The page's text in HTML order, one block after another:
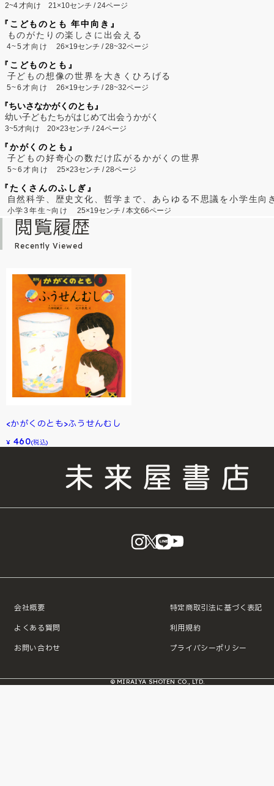
2~4 才向け 21×10センチ / 24ページ
『こどものとも 年中向き』
ものがたりの楽しさに出会える
4~5才向け26×19センチ / 28~32ページ
『こどものとも』
子どもの想像の世界を大きくひろげる
5~6才向け26×19センチ / 28~32ページ
『ちいさなかがくのとも』
幼い子どもたちがはじめて出会うかがく
3~5才向け 20×23センチ / 24ページ
『かがくのとも』
子どもの好奇心の数だけ広がるかがくの世界
5~6才向け25×23センチ / 28ページ
『たくさんのふしぎ』
自然科学、歴史文化、哲学まで、あらゆる不思議を小学生向
小学3年生~向け 25×19センチ / 本文66ページ
閲覧履歴
Recently Viewed
<かがくのとも>ふうせんむし
¥ 460(税込)
instagram
X LINE
会社概要
よくある質問
お問い合わせ
特定商取引法に基づく表記
利用規約
プライバシーポリシー
© MIRAIYA SHOTEN CO., LTD.